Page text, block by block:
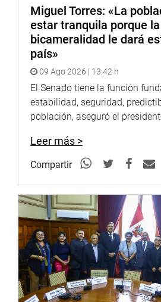
Miguel Torres: «La
estar tranquila porque la
bicameralidad le dará
país»
09 Ago 2026 | 13:42 h
El Senado tiene la función
estabilidad, seguridad,
población, aseguró el
Leer más >
Compartir